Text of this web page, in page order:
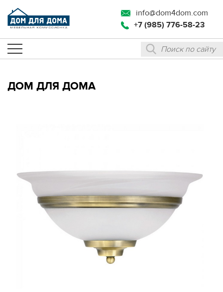
info@dom4dom.com
+7 (985) 776-58-23
ДОМ ДЛЯ ДОМА